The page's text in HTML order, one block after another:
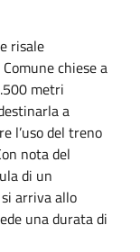
risale
chiese a
metri
a
l’uso del treno
nota del
di un
arriva allo
una durata di